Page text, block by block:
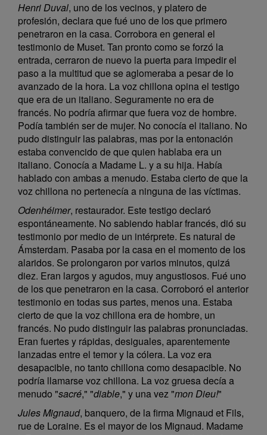
Henri Duval, uno de los vecinos, y platero de
profesión, declara que fué uno de los que primero
penetraron en la casa. Corrobora en general el
testimonio de Muset. Tan pronto como se forzó la
entrada, cerraron de nuevo la puerta para impedir el
paso a la multitud que se aglomeraba a pesar de lo
avanzado de la hora. La voz chillona opina el testigo
que era de un italiano. Seguramente no era de
francés. No podría afirmar que fuera voz de hombre.
Podía también ser de mujer. No conocía el italiano. No
pudo distinguir las palabras, mas por la entonación
estaba convencido de que quien hablaba era un
italiano. Conocía a Madame L. y a su hija. Había
hablado con ambas a menudo. Estaba cierto de que la
voz chillona no pertenecía a ninguna de las víctimas.
Odenhéimer, restaurador. Este testigo declaró
espontáneamente. No sabiendo hablar francés, dió su
testimonio por medio de un intérprete. Es natural de
Ámsterdam. Pasaba por la casa en el momento de los
alaridos. Se prolongaron por varios minutos, quizá
diez. Eran largos y agudos, muy angustiosos. Fué uno
de los que penetraron en la casa. Corroboró el anterior
testimonio en todas sus partes, menos una. Estaba
cierto de que la voz chillona era de hombre, un
francés. No pudo distinguir las palabras pronunciadas.
Eran fuertes y rápidas, desiguales, aparentemente
lanzadas entre el temor y la cólera. La voz era
desapacible, no tanto chillona como desapacible. No
podría llamarse voz chillona. La voz gruesa decía a
menudo "sacré," "diable," y una vez "mon Dieu!"
Jules Mignaud, banquero, de la firma Mignaud et Fils,
rue de Loraine. Es el mayor de los Mignaud. Madame